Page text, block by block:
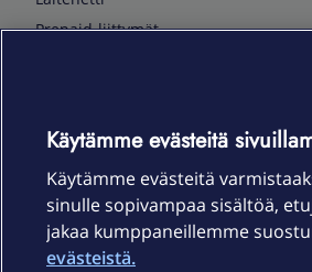
Prepaid-liittymät
TV & audio
Kodinkoneet
Kamerat ja dronet
Kellot ja rannekkeet
Käytämme evästeitä
Käytämme evästeitä
sinulle sopivampaa sisältöä,
jakaa kumppaneillemme
evästeistä.